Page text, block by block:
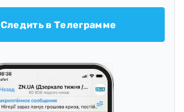
Следить в Телеграмме